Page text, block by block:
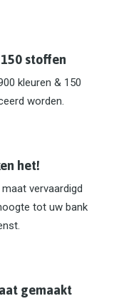
stoffen
kleuren & 150
worden.
het!
vervaardigd
tot uw bank
gemaakt